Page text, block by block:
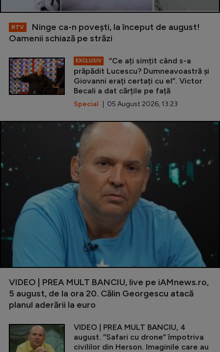
RTV
Ninge ca-n povești, la început de august!
Oamenii schiază pe străzi
EXCLUSIV
”Ce ați simțit când s-a
prăpădit Lucescu? Dumneavoastră și
Giovanni erați certați cu el”. Victor
Becali a dat cărțile pe față
Special | 05 August 2026, 13:23
VIDEO | PREA MULT BANCIU, live pe iAMnews.ro,
5 august, de la ora 20. Călin Georgescu atacă
planul aderării la euro
VIDEO | PREA MULT BANCIU, 4
august. ”Safari cu drone” împotriva
civililor din Herson. Imaginile care au